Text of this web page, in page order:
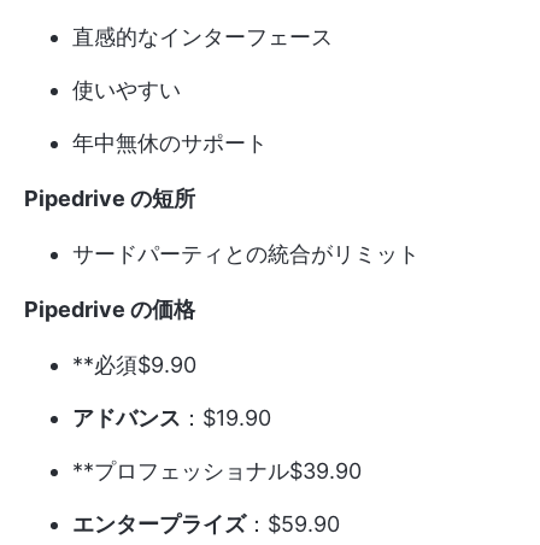
直感的なインターフェース
使いやすい
年中無休のサポート
Pipedrive の短所
サードパーティとの統合がリミット
Pipedrive の価格
**必須$9.90
アドバンス ：$19.90
**プロフェッショナル$39.90
エンタープライズ：$59.90